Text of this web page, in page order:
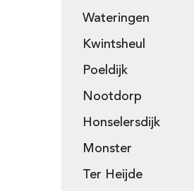
Wateringen
Kwintsheul
Poeldijk
Nootdorp
Honselersdijk
Monster
Ter Heijde